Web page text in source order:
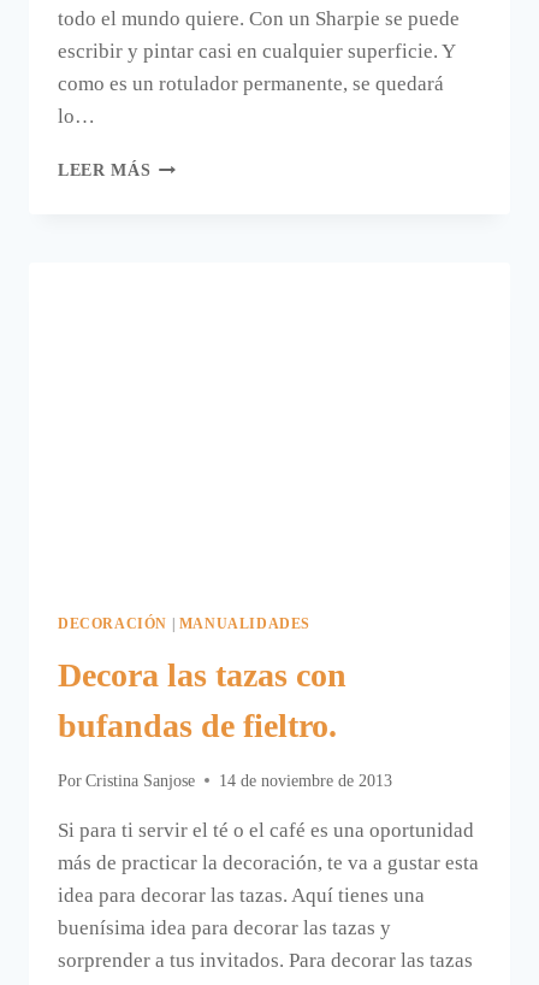
todo el mundo quiere. Con un Sharpie se puede
escribir y pintar casi en cualquier superficie. Y
como es un rotulador permanente, se quedará
lo…
LEER MÁS DECORAR
DECORACIÓN MANUALIDADES
Decora las tazas con
bufandas de fieltro.
Por Cristina Sanjose 14 de noviembre de 2013
Si para ti servir el té o el café es una oportunidad
más de practicar la decoración, te va a gustar esta
idea para decorar las tazas. Aquí tienes una
buenísima idea para decorar las tazas y
sorprender a tus invitados. Para decorar las tazas